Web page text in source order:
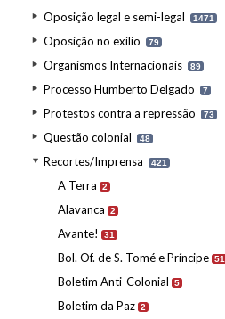
Oposição legal e semi-legal 1471
Oposição no exílio 79
Organismos Internacionais 89
Processo Humberto Delgado 7
Protestos contra a repressão 73
Questão colonial 48
Recortes/Imprensa 421
A Terra 2
Alavanca 2
Avante! 31
Bol. Of. de S. Tomé e Príncipe 51
Boletim Anti-Colonial 5
Boletim da Paz 2